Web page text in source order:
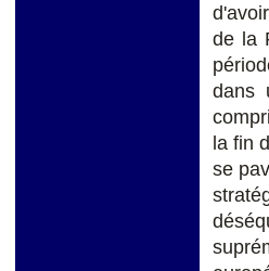
de la
dans
la fin
se